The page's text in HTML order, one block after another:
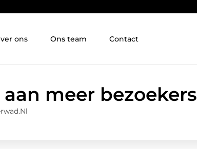
ons Ons team Contact
meer bezoekers